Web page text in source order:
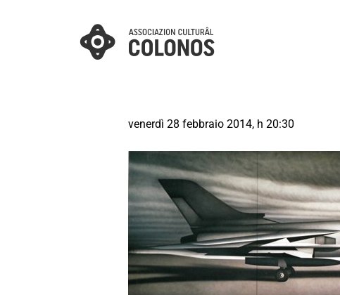
venerdì 28 febbraio 2014, h 20:30